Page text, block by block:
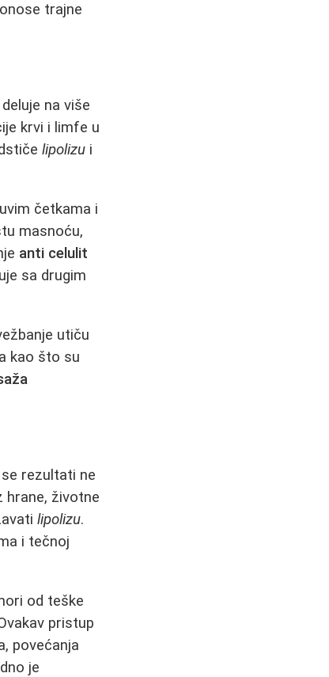
trajne
na više
krvi i limfe u
lipolizu i
četkama i
masnoću,
anti celulit
sa drugim
utiču
kao što su
rezultati ne
hrane, životne
lipolizu.
i tečnoj
od teške
pristup
povećanja
je